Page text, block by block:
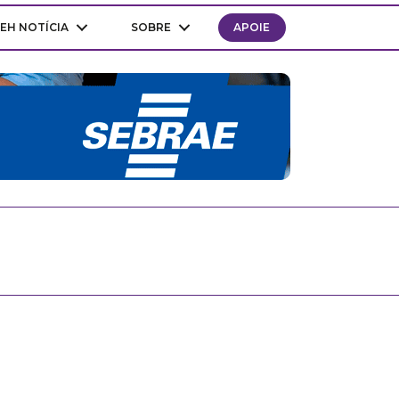
EH NOTÍCIA SOBRE APOIE